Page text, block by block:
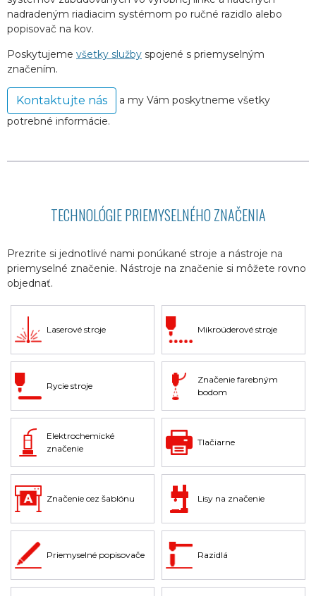
nadradeným riadiacim systémom po ručné razidlo alebo
popisovač na kov.
Poskytujeme všetky služby spojené s priemyselným
značením.
Kontaktujte nás
a my Vám poskytneme všetky
potrebné informácie.
TECHNOLÓGIE PRIEMYSELNÉHO ZNAČENIA
Prezrite si jednotlivé nami ponúkané stroje a nástroje na
priemyselné značenie. Nástroje na značenie si môžete rovno
objednať.
Laserové stroje Mikroúderové stroje
Rycie stroje
Značenie farebným
bodom
Elektrochemické
značenie
Tlačiarne
Značenie cez šablónu Lisy na značenie
Priemyselné popisovače Razidlá